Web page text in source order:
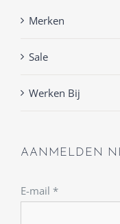
Merken
Sale
Werken Bij
AANMELDEN
E-mail *